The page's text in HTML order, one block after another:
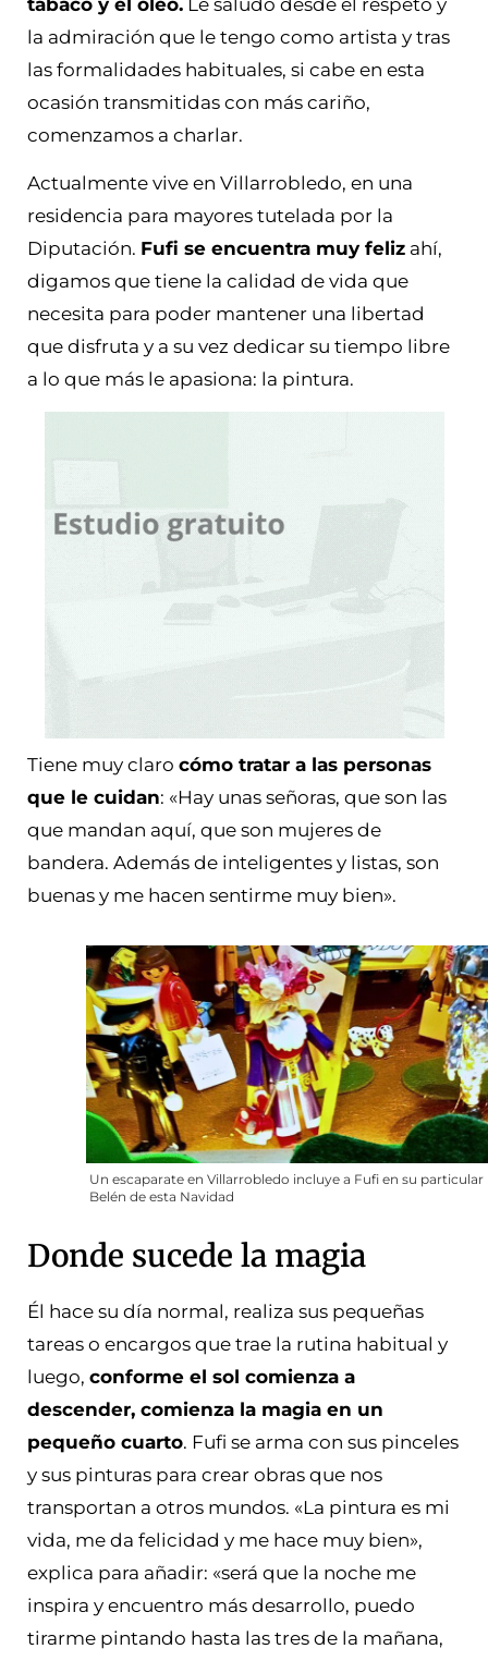
la admiración que le tengo como artista y tras
las formalidades habituales, si cabe en esta
ocasión transmitidas con más cariño,
comenzamos a charlar.
Actualmente vive en Villarrobledo, en una
residencia para mayores tutelada por la
Diputación. Fufi se encuentra muy feliz ahí,
digamos que tiene la calidad de vida que
necesita para poder mantener una libertad
que disfruta y a su vez dedicar su tiempo libre
a lo que más le apasiona: la pintura.
Tiene muy claro cómo tratar a las personas
que le cuidan: «Hay unas señoras, que son las
que mandan aquí, que son mujeres de
bandera. Además de inteligentes y listas, son
buenas y me hacen sentirme muy bien».
Un escaparate en Villarrobledo incluye a Fufi en su particular
Belén de esta Navidad
Donde sucede la magia
Él hace su día normal, realiza sus pequeñas
tareas o encargos que trae la rutina habitual y
luego, conforme el sol comienza a
descender, comienza la magia en un
pequeño cuarto. Fufi se arma con sus pinceles
y sus pinturas para crear obras que nos
transportan a otros mundos. «La pintura es mi
vida, me da felicidad y me hace muy bien»,
explica para añadir: «será que la noche me
inspira y encuentro más desarrollo, puedo
tirarme pintando hasta las tres de la mañana,